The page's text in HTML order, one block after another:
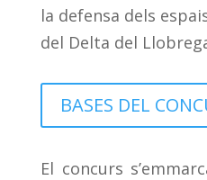
la defensa dels
del Delta del
BASES DEL
El concurs